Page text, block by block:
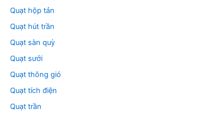
Quạt hộp tản
Quạt hút trần
Quạt sàn quỳ
Quạt sưởi
Quạt thông gió
Quạt tích điện
Quạt trần